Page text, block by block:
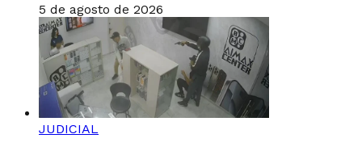
5 de agosto de 2026
JUDICIAL